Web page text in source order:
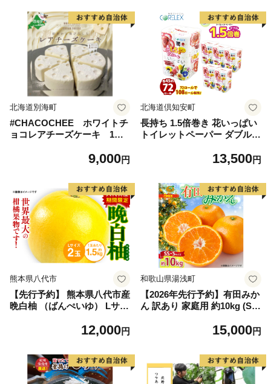
直送 】
北海道別海町
#CHACOCHEE ホワイトチ
ョコレアチーズケーキ 1ホ
海町,チーズ,ちーず,チーズケ
9,000円
北海道倶知安町
長持ち 1.5倍巻き 花いっぱい
トイレットペーパー ダブル 4
プリント ハーブ 香り付き 日
品 備蓄 送料無料 北海道 倶知
安町 日用品
13,500円
熊本県八代市
【先行予約】 熊本県八代市産
晩白柚 （ばんぺいゆ） Lサイ
もの フルーツ おやつ 特産 熊
12,000円
和歌山県湯浅町
【2026年先行予約】有田みか
ん 訳あり 家庭用 約10kg (S
ん フルーツ 柑橘 果物 果実
6098
15,000円